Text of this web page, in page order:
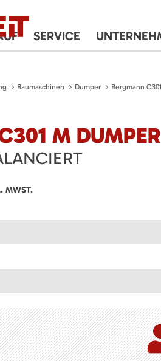
SERVICE
Baumaschinen Dumper Bergmann
M DUMPER
MWST.